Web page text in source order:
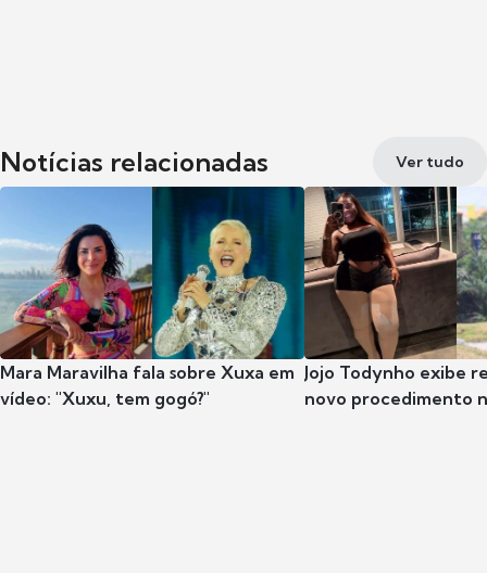
Notícias relacionadas Ver tudo
Mara Maravilha fala sobre Xuxa em
vídeo: "Xuxu, tem gogó?"
Jojo Todynho exibe
novo procedimento